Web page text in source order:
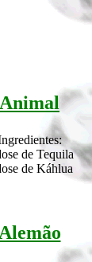
Animal
de Tequila
de Káhlua
Alemão